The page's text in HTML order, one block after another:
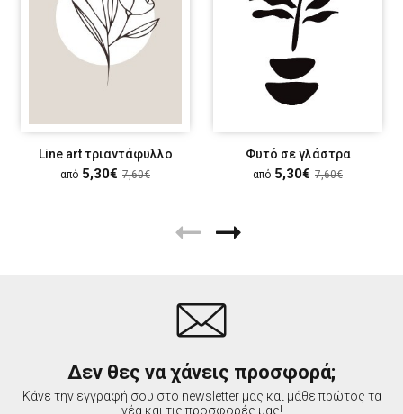
Line art τριαντάφυλλο
από 5,30€ 7,60€
Φυτό σε γλάστρα
από 5,30€ 7,60€
Δεν θες να χάνεις προσφορά;
Κάνε την εγγραφή σου στο newsletter μας και μάθε πρώτος τα
νέα και τις προσφορές μας!